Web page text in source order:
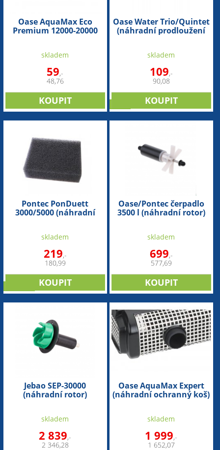
Oase AquaMax Eco
Premium 12000-20000
skladem
59,-
48,76
Oase Water Trio/Quintet
(náhradní prodloužení
skladem
109,-
90,08
Pontec PonDuett
3000/5000 (náhradní
skladem
219,-
180,99
Oase/Pontec čerpadlo
3500 l (náhradní rotor)
skladem
699,-
577,69
Jebao SEP-30000
(náhradní rotor)
skladem
2 839,-
2 346,28
Oase AquaMax Expert
(náhradní ochranný koš)
skladem
1 999,-
1 652,07